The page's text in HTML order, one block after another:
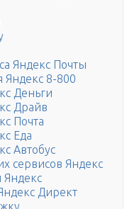
Яндекс Почты
Яндекс 8-800
Деньги
Драйв
Почта
Еда
Автобус
сервисов Яндекс
Яндекс
Директ